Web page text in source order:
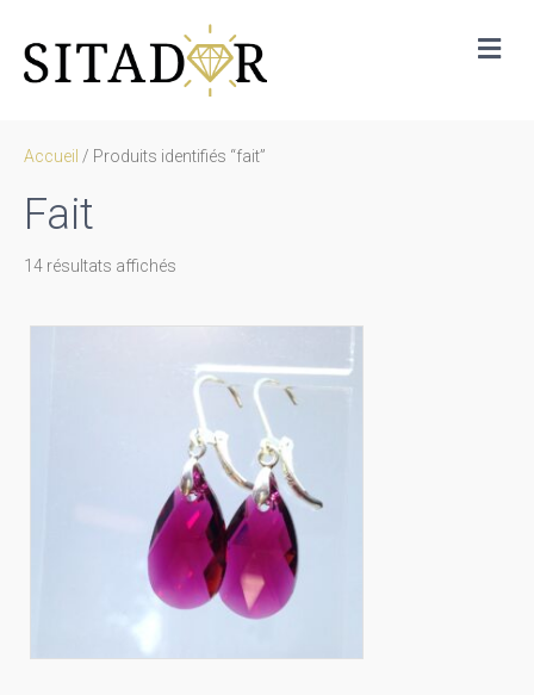
Accueil / Produits identifiés “fait”
Fait
14 résultats affichés